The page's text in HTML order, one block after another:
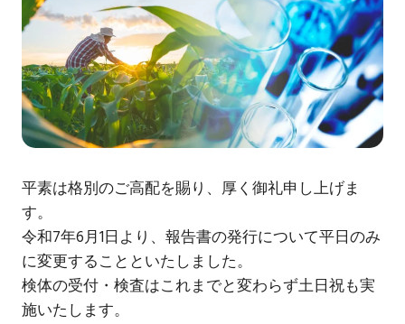
平素は格別のご高配を賜り、厚く御礼申し上げま
す。
令和7年6月1日より、報告書の発行について平日のみ
に変更することといたしました。
検体の受付・検査はこれまでと変わらず土日祝も実
施いたします。